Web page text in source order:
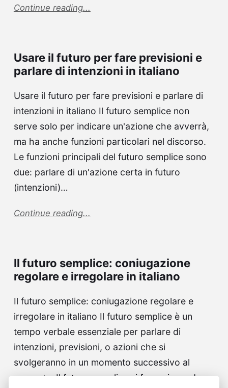
Continue reading...
Usare il futuro per fare previsioni e
parlare di intenzioni in italiano
Usare il futuro per fare previsioni e parlare di
intenzioni in italiano Il futuro semplice non
serve solo per indicare un'azione che avverrà,
ma ha anche funzioni particolari nel discorso.
Le funzioni principali del futuro semplice sono
due: parlare di un'azione certa in futuro
(intenzioni)…
Continue reading...
Il futuro semplice: coniugazione
regolare e irregolare in italiano
Il futuro semplice: coniugazione regolare e
irregolare in italiano Il futuro semplice è un
tempo verbale essenziale per parlare di
intenzioni, previsioni, o azioni che si
svolgeranno in un momento successivo al
presente. Il futuro semplice si forma in modo